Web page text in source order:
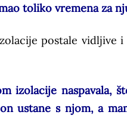
toliko vremena za
postale vidljive
izolacije naspavala,
ustane s njom, a